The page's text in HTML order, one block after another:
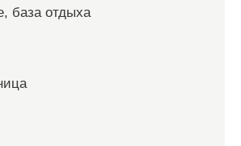
база отдыха